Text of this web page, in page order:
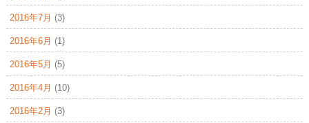
2016年7月 (3)
2016年6月 (1)
2016年5月 (5)
2016年4月 (10)
2016年2月 (3)